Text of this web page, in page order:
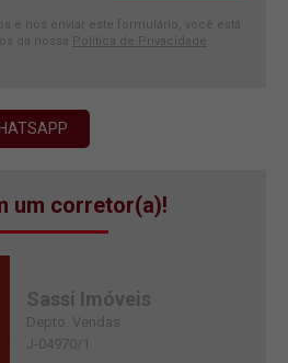
e nos enviar este formulário, você está
da nossa Política de Privacidade
um corretor(a)!
Sassi Imóveis
Depto. Vendas
J-04970/1